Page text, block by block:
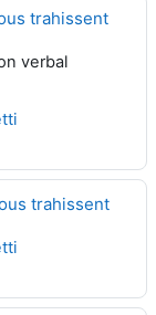
trahissent
verbal
trahissent